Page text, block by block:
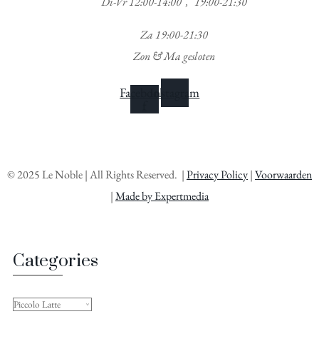
Za 19:00-21:30
Zon & Ma gesloten
Facebook-Instagram
©2025Le Noble | All Rights Reserved. |Privacy Policy|Voorwaarden
|Made by Expertmedia
Categories